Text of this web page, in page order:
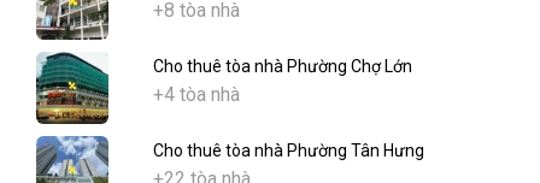
+8 tòa nhà
Cho thuê tòa nhà Phường Chợ Lớn
+4 tòa nhà
Cho thuê tòa nhà Phường Tân Hưng